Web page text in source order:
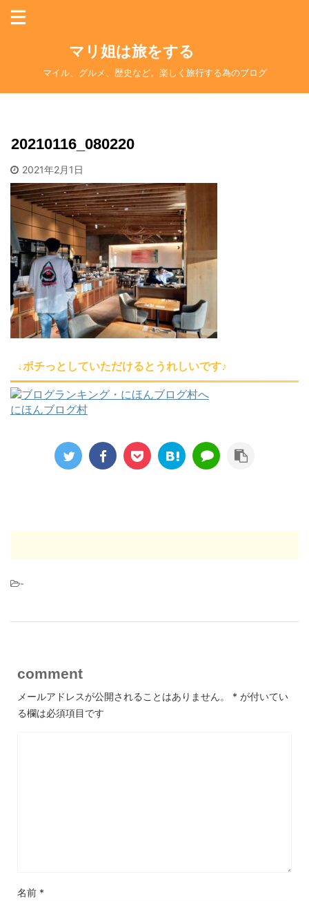
マリ姐は旅をする
マイル、グルメ、歴史など。楽しく旅行する為のブログ
20210116_080220
2021年2月1日
↓ポチっとしていただけるとうれしいです♪
にほんブログ村
-
comment
メールアドレスが公開されることはありません。 * が付いてい
る欄は必須項目です
名前 *